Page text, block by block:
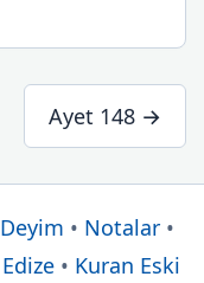
Ayet 148 →
Deyim • Notalar•
Edize• Kuran Eski